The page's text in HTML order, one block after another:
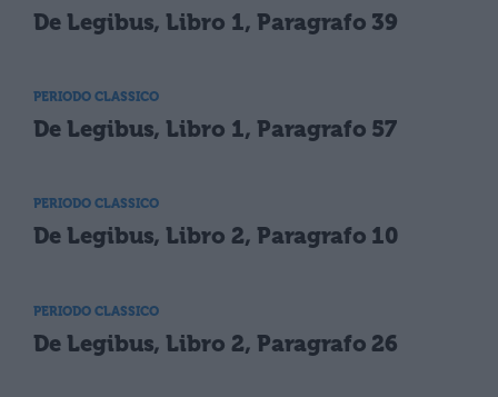
De Legibus, Libro 1, Paragrafo 39
PERIODO CLASSICO
De Legibus, Libro 1, Paragrafo 57
PERIODO CLASSICO
De Legibus, Libro 2, Paragrafo 10
PERIODO CLASSICO
De Legibus, Libro 2, Paragrafo 26